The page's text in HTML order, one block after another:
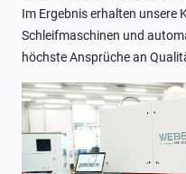
Im Ergebnis erhalten unsere
Schleifmaschinen und
höchste Ansprüche an